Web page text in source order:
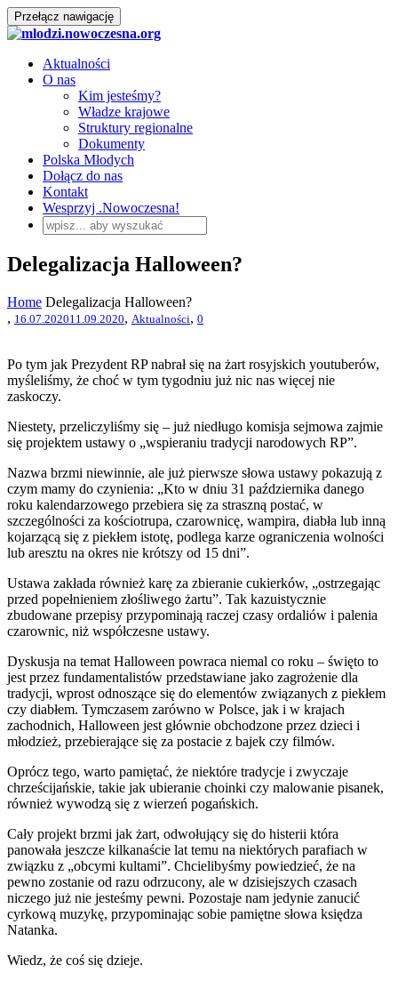
Przełącz nawigację
Aktualności
O nas
Kim jesteśmy?
Władze krajowe
Struktury regionalne
Dokumenty
Polska Młodych
Dołącz do nas
Kontakt
Wesprzyj .Nowoczesna!
Delegalizacja Halloween?
Home Delegalizacja Halloween?
, 16.07.202011.09.2020, Aktualności, 0
Po tym jak Prezydent RP nabrał się na żart rosyjskich youtuberów,
myśleliśmy, że choć w tym tygodniu już nic nas więcej nie
zaskoczy.
Niestety, przeliczyliśmy się – już niedługo komisja sejmowa zajmie
się projektem ustawy o „wspieraniu tradycji narodowych RP”.
Nazwa brzmi niewinnie, ale już pierwsze słowa ustawy pokazują z
czym mamy do czynienia: „Kto w dniu 31 października danego
roku kalendarzowego przebiera się za straszną postać, w
szczególności za kościotrupa, czarownicę, wampira, diabła lub inną
kojarzącą się z piekłem istotę, podlega karze ograniczenia wolności
lub aresztu na okres nie krótszy od 15 dni”.
Ustawa zakłada również karę za zbieranie cukierków, „ostrzegając
przed popełnieniem złośliwego żartu”. Tak kazuistycznie
zbudowane przepisy przypominają raczej czasy ordaliów i palenia
czarownic, niż współczesne ustawy.
Dyskusja na temat Halloween powraca niemal co roku – święto to
jest przez fundamentalistów przedstawiane jako zagrożenie dla
tradycji, wprost odnoszące się do elementów związanych z piekłem
czy diabłem. Tymczasem zarówno w Polsce, jak i w krajach
zachodnich, Halloween jest głównie obchodzone przez dzieci i
młodzież, przebierające się za postacie z bajek czy filmów.
Oprócz tego, warto pamiętać, że niektóre tradycje i zwyczaje
chrześcijańskie, takie jak ubieranie choinki czy malowanie pisanek,
również wywodzą się z wierzeń pogańskich.
Cały projekt brzmi jak żart, odwołujący się do histerii która
panowała jeszcze kilkanaście lat temu na niektórych parafiach w
związku z „obcymi kultami”. Chcielibyśmy powiedzieć, że na
pewno zostanie od razu odrzucony, ale w dzisiejszych czasach
niczego już nie jesteśmy pewni. Pozostaje nam jedynie zanucić
cyrkową muzykę, przypominając sobie pamiętne słowa księdza
Natanka.
Wiedz, że coś się dzieje.